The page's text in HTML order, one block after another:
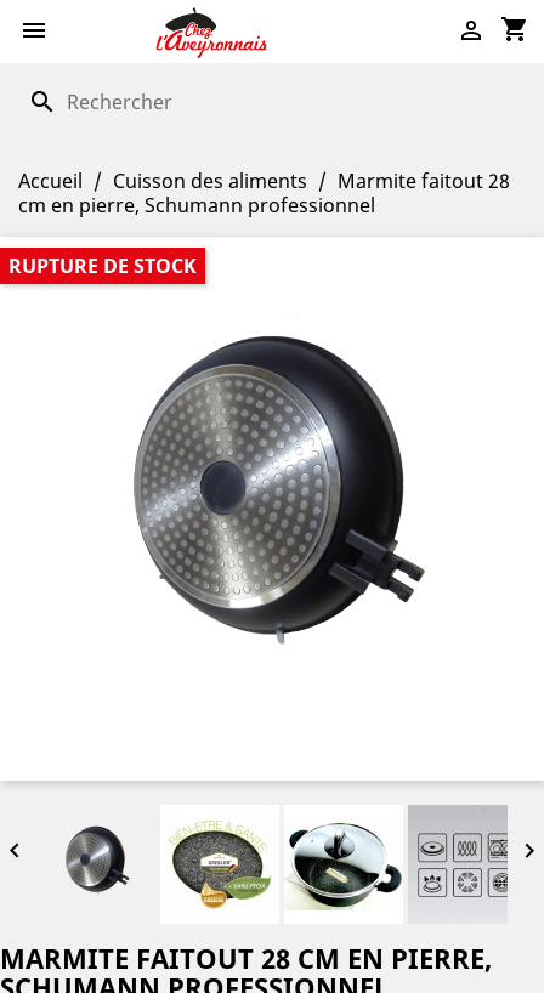
 shopping_cart

search
Accueil Cuisson des aliments
Marmite faitout 28
cm en pierre, Schumann professionnel
RUPTURE DE STOCK
 
MARMITE FAITOUT 28 CM EN PIERRE,